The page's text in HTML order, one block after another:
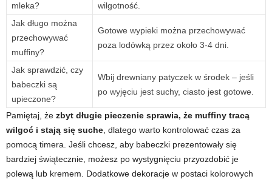
mleka?
wilgotność.
Jak długo można
przechowywać
muffiny?
Gotowe wypieki można przechowywać
poza lodówką przez około 3-4 dni.
Jak sprawdzić, czy
babeczki są
upieczone?
Wbij drewniany patyczek w środek – jeśli
po wyjęciu jest suchy, ciasto jest gotowe.
Pamiętaj, że zbyt długie pieczenie sprawia, że muffiny tracą
wilgoć i stają się suche , dlatego warto kontrolować czas za
pomocą timera. Jeśli chcesz, aby babeczki prezentowały się
bardziej świątecznie, możesz po wystygnięciu przyozdobić je
polewą lub kremem. Dodatkowe dekoracje w postaci kolorowych